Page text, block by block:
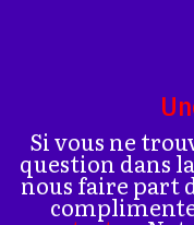
Si vous ne
question dans
nous faire part